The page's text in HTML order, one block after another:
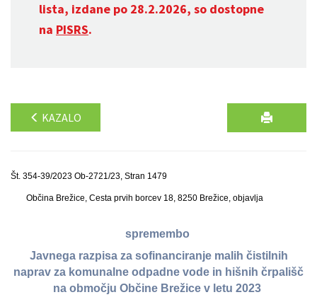
lista, izdane po 28.2.2026, so dostopne
na PISRS.
KAZALO
Št. 354-39/2023 Ob-2721/23, Stran 1479
Občina Brežice, Cesta prvih borcev 18, 8250 Brežice, objavlja
spremembo
Javnega razpisa za sofinanciranje malih čistilnih
naprav za komunalne odpadne vode in hišnih črpališč
na območju Občine Brežice v letu 2023